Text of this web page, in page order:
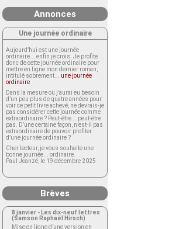
Annonces
Une journée ordinaire
Aujourd’hui est une journée
ordinaire... enfin je crois. Je profite
donc de cette journée ordinaire pour
mettre en ligne mon dernier roman,
intitulé sobrement... une journée
ordinaire
Dans la mesure où j’aurai eu besoin
d’un peu plus de quatre années pour
voir ce petit livre achevé, ne devrais-je
pas considérer cette journée comme
extraordinaire ? Peut-être... peut-être
pas. D’une certaine façon, n’est-il pas
extraordinaire de pouvoir profiter
d’une journée ordinaire ?
Cher lecteur, je vous souhaite une
bonne journée... ordinaire.
Paul Jeanzé, le 19 décembre 2025
Brèves
8 janvier - Les dix-neuf lettres
(Samson Raphaël Hirsch)
Mise en ligne d’une version en